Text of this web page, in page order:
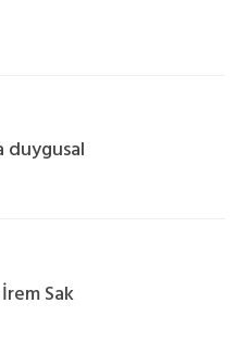
duygusal
Sak